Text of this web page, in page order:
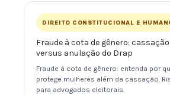
DIREITO CONSTITUCIONAL E
Fraude à cota de gênero:
versus anulação do Drap
Fraude à cota de gênero: entenda por
protege mulheres além da cassação.
para advogados eleitorais.